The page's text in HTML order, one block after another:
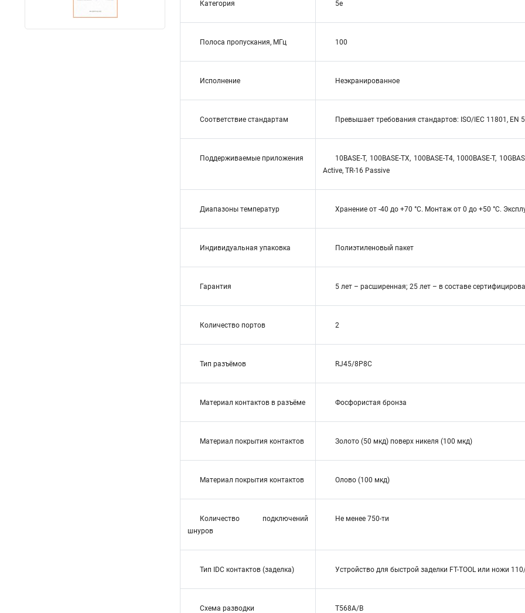
Категория 5e
Полоса пропускания, МГц 100
Исполнение Неэкранированное
Соответствие стандартам Превышает требования стандартов: ISO/IEC 11801, EN
Поддерживаемые приложения
10BASE-T, 100BASE-TX, 100BASE-T4, 1000BASE-T,
Active, TR-16 Passive
Диапазоны температур Хранение от -40 до +70 °C. Монтаж от 0 до +50 °C.
Индивидуальная упаковка Полиэтиленовый пакет
Гарантия 5 лет – расширенная; 25 лет – в составе
Количество портов 2
Тип разъёмов RJ45/8P8C
Материал контактов в разъёме Фосфористая бронза
Материал покрытия контактов Золото (50 мкд) поверх никеля (100 мкд)
Материал покрытия контактов Олово (100 мкд)
Количество подключений
шнуров
Не менее 750-ти
Тип IDC контактов (заделка) Устройство для быстрой заделки FT-TOOL или ножи
Схема разводки T568A/B